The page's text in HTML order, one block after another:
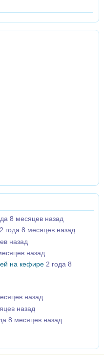
8 месяцев назад
2 года 8 месяцев назад
назад
назад
на кефире 2 года 8
назад
назад
8 месяцев назад